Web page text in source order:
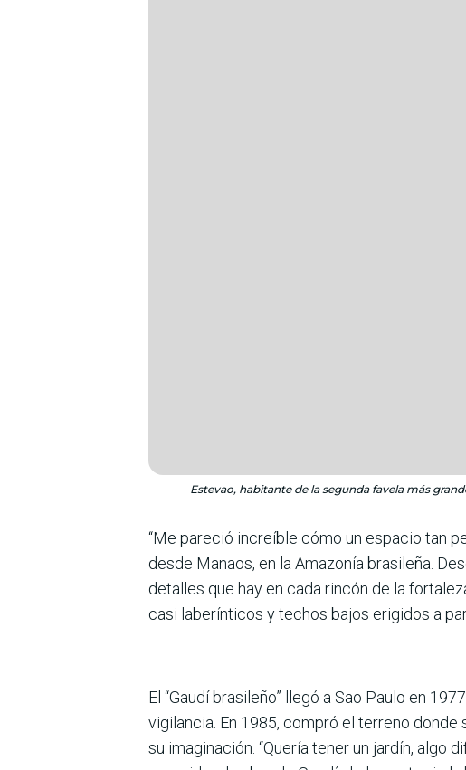
Estevao, habitante de la segunda favela más
“Me pareció increíble cómo un espacio tan
desde Manaos, en la Amazonía brasileña.
detalles que hay en cada rincón de la
casi laberínticos y techos bajos erigidos a
El “Gaudí brasileño” llegó a Sao Paulo en
vigilancia. En 1985, compró el terreno
su imaginación. “Quería tener un jardín, algo